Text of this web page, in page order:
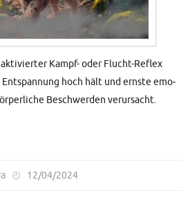
Kampf- oder Flucht-Reflex
Ent­span­nung hoch hält und erns­te emo­
Beschwer­den verursacht.
12/04/2024